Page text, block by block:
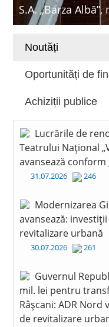
S.A. „Barza
Noutăți
Oportunități de
Achiziții publice
Lucrările de
Teatrului Național
avansează
31.07.2026 246
Modernizarea
avansează:
revitalizare urbană
30.07.2026 261
Guvernul
mil. lei pentru
Râșcani: ADR
de revitalizare